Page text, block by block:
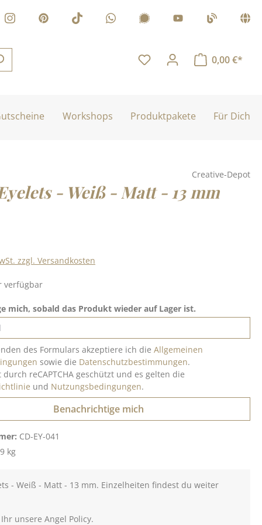
0,00 €*
Workshops Produktpakete Für Dich
Creative-Depot
- Weiß - Matt - 13 mm
zzgl. Versandkosten
verfügbar
mich, sobald das Produkt wieder auf Lager ist.
des Formulars akzeptiere ich die Allgemeinen
sowie die Datenschutzbestimmungen.
durch reCAPTCHA geschützt und es gelten die
und Nutzungsbedingungen.
Benachrichtige mich
CD-EY-041
kg
- Weiß - Matt - 13 mm. Einzelheiten findest du weiter
unsere Angel Policy.